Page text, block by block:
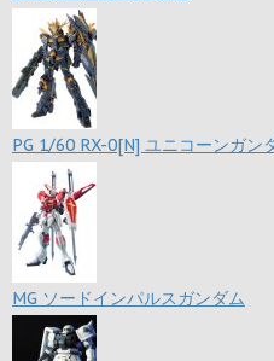
PG 1/60 RX-0[N] ユニコーンガン
MG ソードインパルスガンダム